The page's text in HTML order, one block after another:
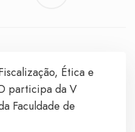
Ética e
participa da V
Faculdade de